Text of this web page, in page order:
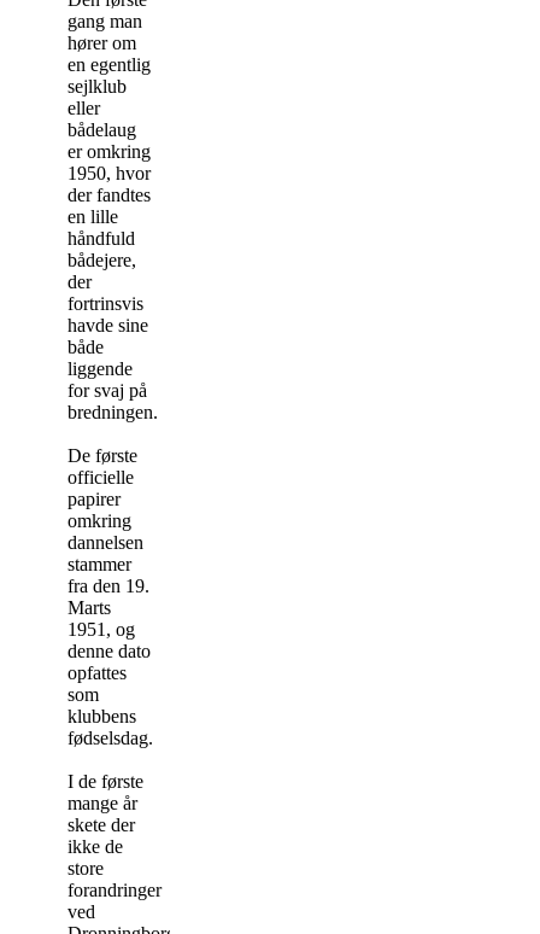
gang man
hører om
en egentlig
sejlklub
eller
bådelaug
er omkring
1950, hvor
der fandtes
en lille
håndfuld
bådejere,
der
fortrinsvis
havde sine
både
liggende
for svaj på
bredningen.
De første
officielle
papirer
omkring
dannelsen
stammer
fra den 19.
Marts
1951, og
denne dato
opfattes
som
klubbens
fødselsdag.
I de første
mange år
skete der
ikke de
store
forandringer
ved